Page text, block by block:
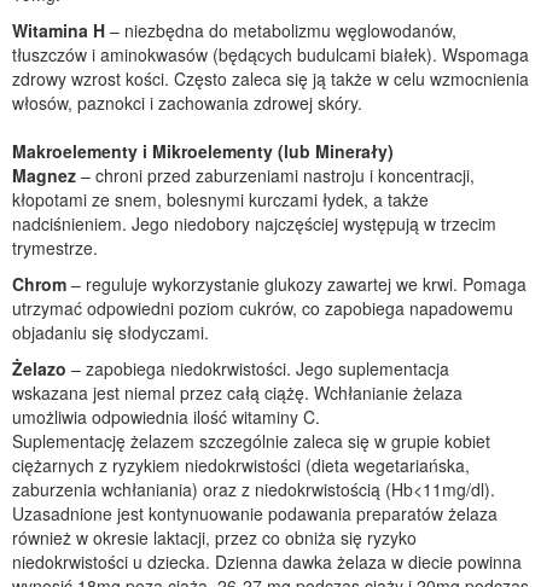
Witamina H – niezbędna do metabolizmu węglowodanów,
tłuszczów i aminokwasów (będących budulcami białek). Wspomaga
zdrowy wzrost kości. Często zaleca się ją także w celu wzmocnienia
włosów, paznokci i zachowania zdrowej skóry.
Makroelementy i Mikroelementy (lub Minerały)
Magnez – chroni przed zaburzeniami nastroju i koncentracji,
kłopotami ze snem, bolesnymi kurczami łydek, a także
nadciśnieniem. Jego niedobory najczęściej występują w trzecim
trymestrze.
Chrom – reguluje wykorzystanie glukozy zawartej we krwi. Pomaga
utrzymać odpowiedni poziom cukrów, co zapobiega napadowemu
objadaniu się słodyczami.
Żelazo – zapobiega niedokrwistości. Jego suplementacja
wskazana jest niemal przez całą ciążę. Wchłanianie żelaza
umożliwia odpowiednia ilość witaminy C.
Suplementację żelazem szczególnie zaleca się w grupie kobiet
ciężarnych z ryzykiem niedokrwistości (dieta wegetariańska,
zaburzenia wchłaniania) oraz z niedokrwistością (Hb<11mg/dl).
Uzasadnione jest kontynuowanie podawania preparatów żelaza
również w okresie laktacji, przez co obniża się ryzyko
niedokrwistości u dziecka. Dzienna dawka żelaza w diecie powinna